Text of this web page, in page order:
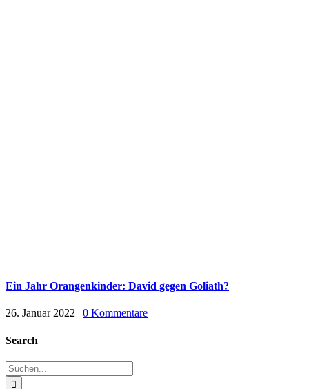
Ein Jahr Orangenkinder: David gegen Goliath?
26. Januar 2022 | 0 Kommentare
Search
Suche
nach: